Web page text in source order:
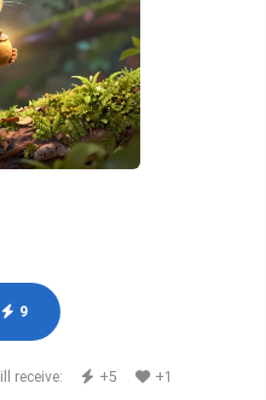
9
receive: +5 +1